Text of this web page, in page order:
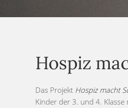
Hospiz
Das Projekt Hospiz macht
Kinder der 3. und 4. Klasse